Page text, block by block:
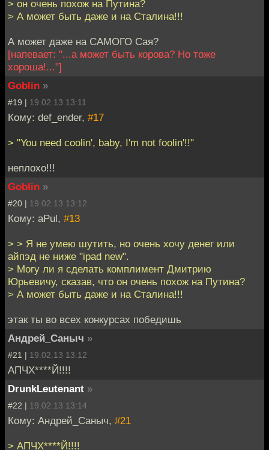
> он очень похож на Путина?
> А может быть даже и на Сталина!!!
А может даже на САМОГО Сая?
[напевает: "...а может быть корова? Но тоже
хороша!..."]
Goblin »
#19 | 19.02.13 13:11
Кому: def_ender, #17
> "You need coolin', baby, I'm not foolin'!!"
неплохо!!!
Goblin »
#20 | 19.02.13 13:12
Кому: aPul, #13
> > Я не умею шутить, но очень хочу денег или
айпэд не ниже "ipad new".
> Могу ли я сделать комплимент Дмитрию
Юрьевичу, сказав, что он очень похож на Путина?
> А может быть даже и на Сталина!!!
этак ты во всех конкурсах победишь
Андрей_Саныч »
#21 | 19.02.13 13:12
АПЧХ****Й!!!!
DrunkLeutenant »
#22 | 19.02.13 13:14
Кому: Андрей_Саныч, #21
> АПЧХ****Й!!!!